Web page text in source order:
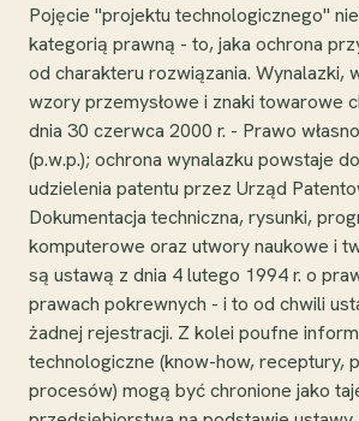
Pojęcie "projektu technologicznego"
kategorią prawną - to, jaka ochrona
od charakteru rozwiązania. Wynalazki,
wzory przemysłowe i znaki towarowe
dnia 30 czerwca 2000 r. - Prawo
(p.w.p.); ochrona wynalazku powstaje
udzielenia patentu przez Urząd
Dokumentacja techniczna, rysunki,
komputerowe oraz utwory naukowe i
są ustawą z dnia 4 lutego 1994 r. o
prawach pokrewnych - i to od chwili
żadnej rejestracji. Z kolei poufne
technologiczne (know-how, receptury,
procesów) mogą być chronione jako